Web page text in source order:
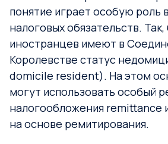
понятие играет особую роль
налоговых обязательств.
иностранцев имеют в
Королевстве статус
domicile resident). На этом
могут использовать особый
налогообложения remittance
на основе ремитирования.